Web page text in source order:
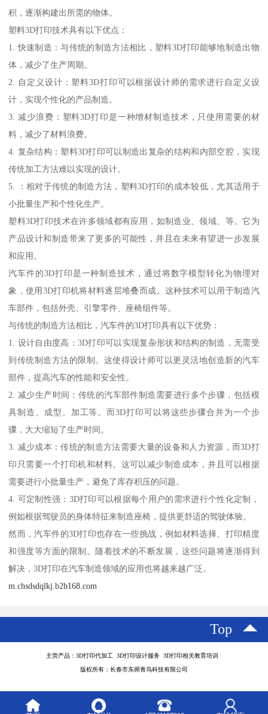
积，逐渐构建出所需的物体。
塑料3D打印技术具有以下优点：
1. 快速制造：与传统的制造方法相比，塑料3D打印能够地制造出物
体，减少了生产周期。
2. 自定义设计：塑料3D打印可以根据设计师的需求进行自定义设
计，实现个性化的产品制造。
3. 减少浪费：塑料3D打印是一种增材制造技术，只使用需要的材
料，减少了材料浪费。
4. 复杂结构：塑料3D打印可以制造出复杂的结构和内部空腔，实现
传统加工方法难以实现的设计。
5. ：相对于传统的制造方法，塑料3D打印的成本较低，尤其适用于
小批量生产和个性化生产。
塑料3D打印技术在许多领域都有应用，如制造业、领域、等。它为
产品设计和制造带来了更多的可能性，并且在未来有望进一步发展
和应用。
汽车件的3D打印是一种制造技术，通过将数字模型转化为物理对
象，使用3D打印机将材料逐层堆叠而成。这种技术可以用于制造汽
车部件，包括外壳、引擎零件、座椅组件等。
与传统的制造方法相比，汽车件的3D打印具有以下优势：
1. 设计自由度高：3D打印可以实现复杂形状和结构的制造，无需受
到传统制造方法的限制。这使得设计师可以更灵活地创造新的汽车
部件，提高汽车的性能和安全性。
2. 减少生产时间：传统的汽车部件制造需要进行多个步骤，包括模
具制造、成型、加工等。而3D打印可以将这些步骤合并为一个步
骤，大大缩短了生产时间。
3. 减少成本：传统的制造方法需要大量的设备和人力资源，而3D打
印只需要一个打印机和材料。这可以减少制造成本，并且可以根据
需要进行小批量生产，避免了库存积压的问题。
4. 可定制性强：3D打印可以根据每个用户的需求进行个性化定制，
例如根据驾驶员的身体特征来制造座椅，提供更舒适的驾驶体验。
然而，汽车件的3D打印也存在一些挑战，例如材料选择、打印精度
和强度等方面的限制。随着技术的不断发展，这些问题将逐渐得到
解决，3D打印在汽车制造领域的应用也将越来越广泛。
m.chsdsdqlkj.b2b168.com
Top
主营产品：3D打印代加工 3D打印设计服务 3D打印相关教育培训
版权所有：长春市东师青鸟科技有限公司